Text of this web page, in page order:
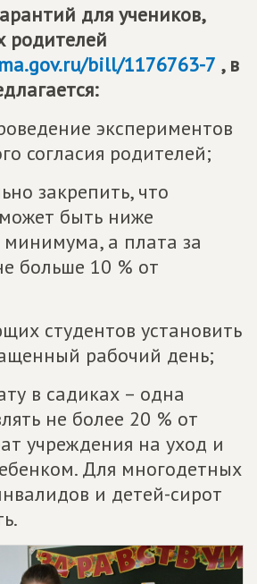
для учеников,
родителей
bill/1176763-7 , в
экспериментов
согласия родителей;
закрепить, что
быть ниже
а плата за
больше 10 % от
студентов установить
рабочий день;
в садиках – одна
не более 20 % от
учреждения на уход и
Для многодетных
и детей-сирот